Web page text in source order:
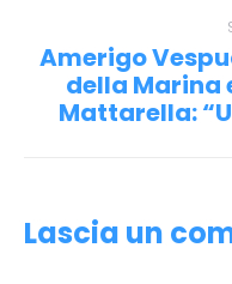
Amerigo
della Marina
Mattarella:
Lascia un